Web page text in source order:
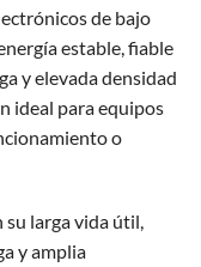
de bajo
estable, fiable
y elevada densidad
ideal para equipos
o
su larga vida útil,
y amplia